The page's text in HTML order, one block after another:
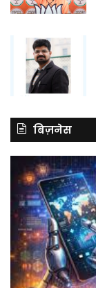
बिज़नेस